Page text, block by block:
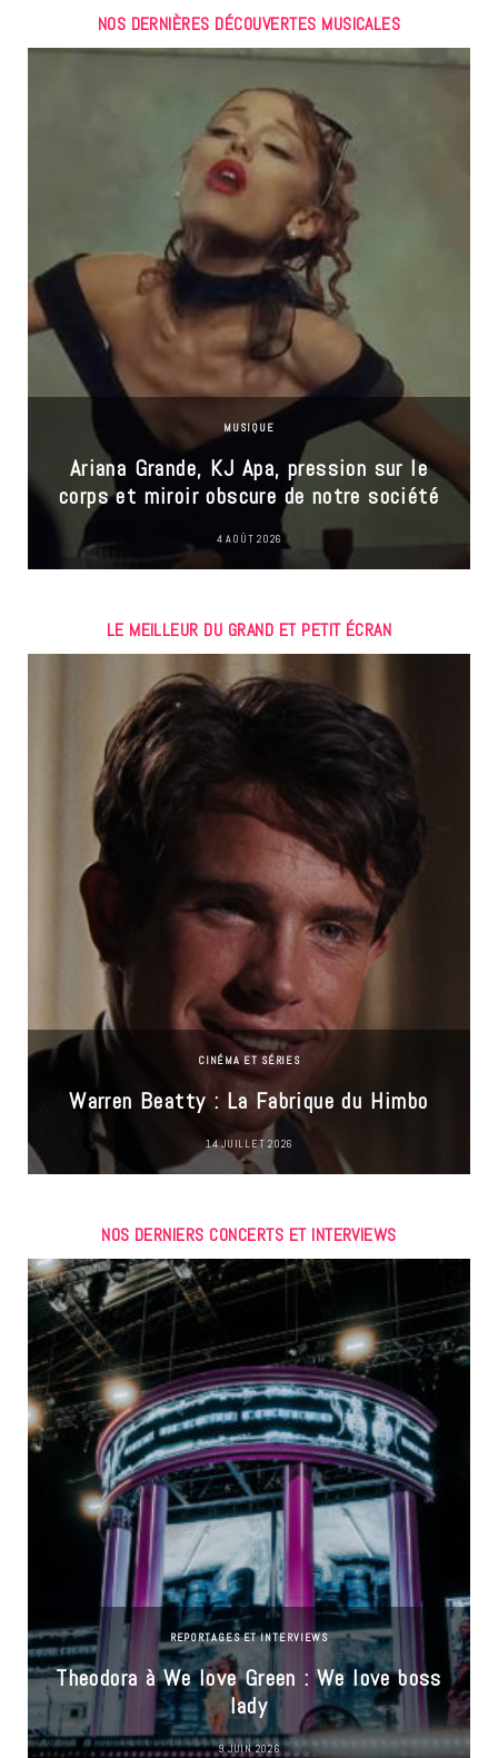
NOS DERNIÈRES DÉCOUVERTES MUSICALES
MUSIQUE
Ariana Grande, KJ Apa, pression sur le
corps et miroir obscure de notre société
4 AOÛT 2026
LE MEILLEUR DU GRAND ET PETIT ÉCRAN
CINÉMA ET SÉRIES
Warren Beatty : La Fabrique du Himbo
14 JUILLET 2026
NOS DERNIERS CONCERTS ET INTERVIEWS
REPORTAGES ET INTERVIEWS
Theodora à We love Green : We love boss
lady
9 JUIN 2026